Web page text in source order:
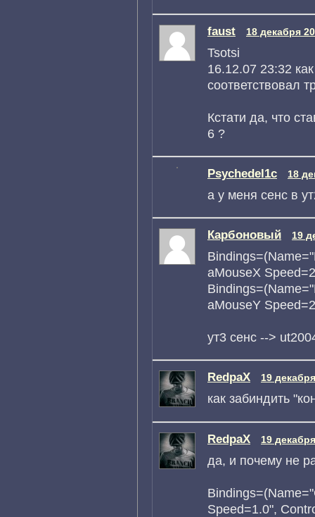
fаust 18 декабря
Tsotsi
16.12.07 23:32
соответствовал
Кстати да, что
6 ?
Psychedel1c 18
а у меня сенс в
Карбоновый 19
aMouseX
aMouseY
ут3 сенс -->
RedpaX 19
как забиндить
RedpaX 19
да, и почему не
Speed=1.0",